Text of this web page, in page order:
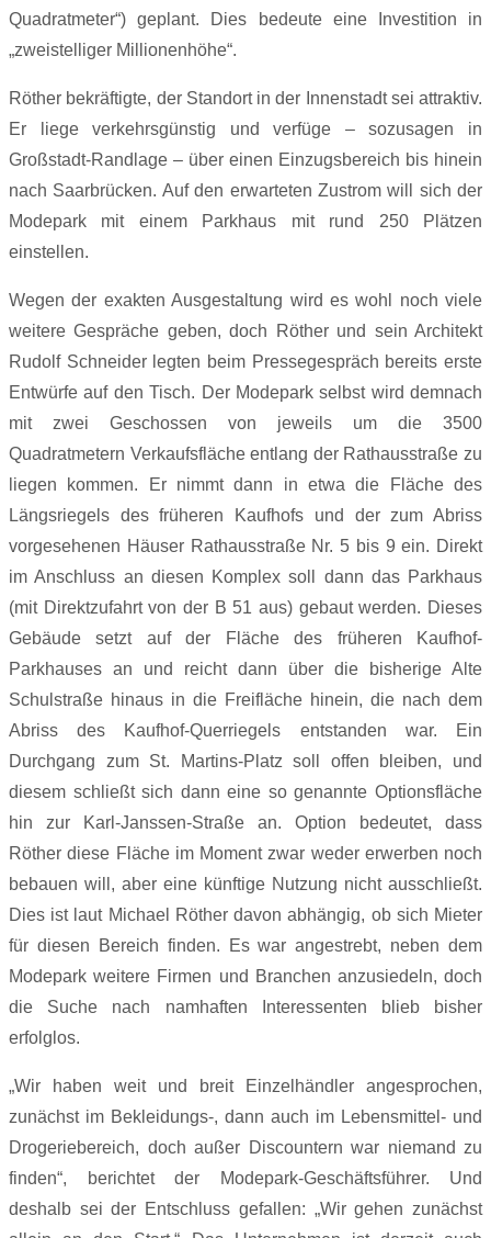
Quadratmeter“) geplant. Dies bedeute eine Investition in
„zweistelliger Millionenhöhe“.
Röther bekräftigte, der Standort in der Innenstadt sei attraktiv.
Er liege verkehrsgünstig und verfüge – sozusagen in
Großstadt-Randlage – über einen Einzugsbereich bis hinein
nach Saarbrücken. Auf den erwarteten Zustrom will sich der
Modepark mit einem Parkhaus mit rund 250 Plätzen
einstellen.
Wegen der exakten Ausgestaltung wird es wohl noch viele
weitere Gespräche geben, doch Röther und sein Architekt
Rudolf Schneider legten beim Pressegespräch bereits erste
Entwürfe auf den Tisch. Der Modepark selbst wird demnach
mit zwei Geschossen von jeweils um die 3500
Quadratmetern Verkaufsfläche entlang der Rathausstraße zu
liegen kommen. Er nimmt dann in etwa die Fläche des
Längsriegels des früheren Kaufhofs und der zum Abriss
vorgesehenen Häuser Rathausstraße Nr. 5 bis 9 ein. Direkt
im Anschluss an diesen Komplex soll dann das Parkhaus
(mit Direktzufahrt von der B 51 aus) gebaut werden. Dieses
Gebäude setzt auf der Fläche des früheren Kaufhof-
Parkhauses an und reicht dann über die bisherige Alte
Schulstraße hinaus in die Freifläche hinein, die nach dem
Abriss des Kaufhof-Querriegels entstanden war. Ein
Durchgang zum St. Martins-Platz soll offen bleiben, und
diesem schließt sich dann eine so genannte Optionsfläche
hin zur Karl-Janssen-Straße an. Option bedeutet, dass
Röther diese Fläche im Moment zwar weder erwerben noch
bebauen will, aber eine künftige Nutzung nicht ausschließt.
Dies ist laut Michael Röther davon abhängig, ob sich Mieter
für diesen Bereich finden. Es war angestrebt, neben dem
Modepark weitere Firmen und Branchen anzusiedeln, doch
die Suche nach namhaften Interessenten blieb bisher
erfolglos.
„Wir haben weit und breit Einzelhändler angesprochen,
zunächst im Bekleidungs-, dann auch im Lebensmittel- und
Drogeriebereich, doch außer Discountern war niemand zu
finden“, berichtet der Modepark-Geschäftsführer. Und
deshalb sei der Entschluss gefallen: „Wir gehen zunächst